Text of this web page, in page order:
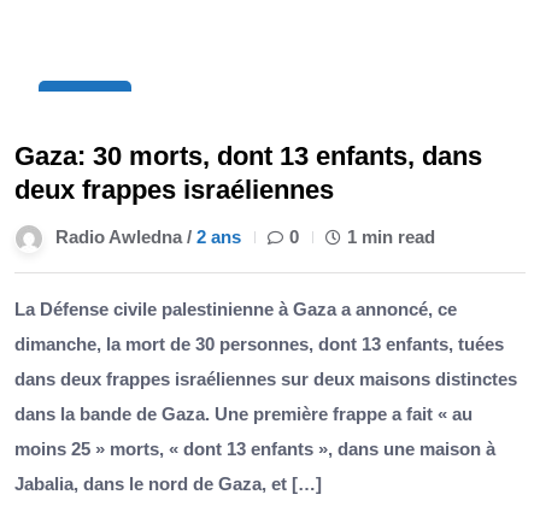
Gaza: 30 morts, dont 13 enfants, dans
deux frappes israéliennes
Radio Awledna / 2 ans 0 1 min read
La Défense civile palestinienne à Gaza a annoncé, ce
dimanche, la mort de 30 personnes, dont 13 enfants, tuées
dans deux frappes israéliennes sur deux maisons distinctes
dans la bande de Gaza. Une première frappe a fait « au
moins 25 » morts, « dont 13 enfants », dans une maison à
Jabalia, dans le nord de Gaza, et […]